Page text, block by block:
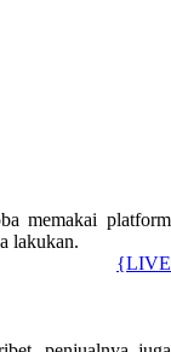
memakai platform
lakukan.
{LIVE